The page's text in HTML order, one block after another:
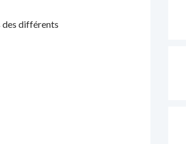
des différents